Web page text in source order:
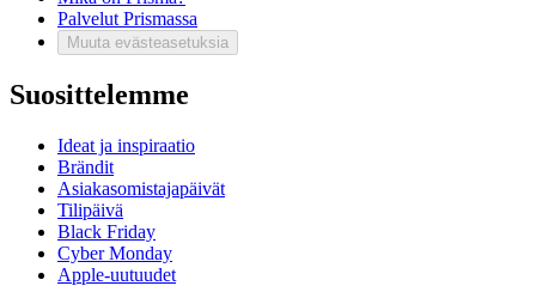
Palvelut Prismassa
Muuta evästeasetuksia
Suosittelemme
Ideat ja inspiraatio
Brändit
Asiakasomistajapäivät
Tilipäivä
Black Friday
Cyber Monday
Apple-uutuudet